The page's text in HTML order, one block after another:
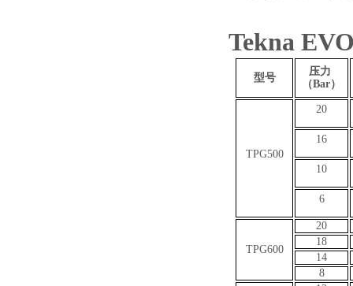
Tekna
型号
压力
（Bar）
TPG500
20
16
10
6
TPG600
20
18
14
8